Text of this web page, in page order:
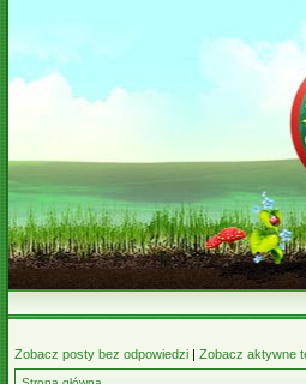
Zobacz posty bez odpowiedzi | Zobacz aktywne